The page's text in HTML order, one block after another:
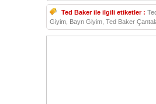
Ted Baker ile ilgili etiketler :
Giyim, Bayn Giyim, Ted Baker